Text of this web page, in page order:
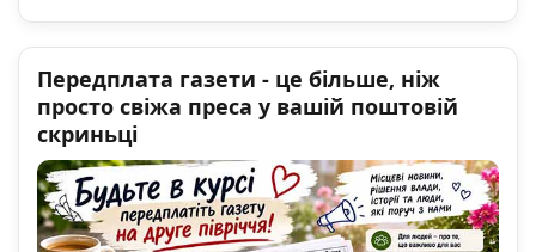
Передплата газети - це більше, ніж
просто свіжа преса у вашій поштовій
скриньці